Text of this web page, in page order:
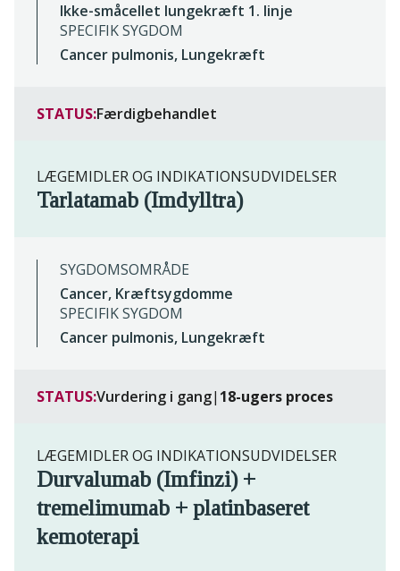
Ikke-småcellet lungekræft 1. linje
SPECIFIK SYGDOM
Cancer pulmonis, Lungekræft
STATUS:Færdigbehandlet
LÆGEMIDLER OG INDIKATIONSUDVIDELSER
Tarlatamab (Imdylltra)
SYGDOMSOMRÅDE
Cancer, Kræftsygdomme
SPECIFIK SYGDOM
Cancer pulmonis, Lungekræft
STATUS:Vurdering i gang| 18-ugers proces
LÆGEMIDLER OG INDIKATIONSUDVIDELSER
Durvalumab (Imfinzi) +
tremelimumab + platinbaseret
kemoterapi